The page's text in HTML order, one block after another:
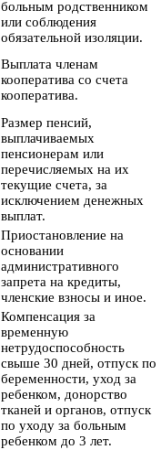
больным родственником
или соблюдения
обязательной изоляции.
Выплата членам
кооператива со счета
кооператива.
Размер пенсий,
выплачиваемых
пенсионерам или
перечисляемых на их
текущие счета, за
исключением денежных
выплат.
Приостановление на
основании
административного
запрета на кредиты,
членские взносы и иное.
Компенсация за
временную
нетрудоспособность
свыше 30 дней, отпуск по
беременности, уход за
ребенком, донорство
тканей и органов, отпуск
по уходу за больным
ребенком до 3 лет.